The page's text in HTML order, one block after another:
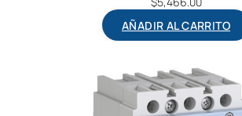
AÑADIR AL CARRITO